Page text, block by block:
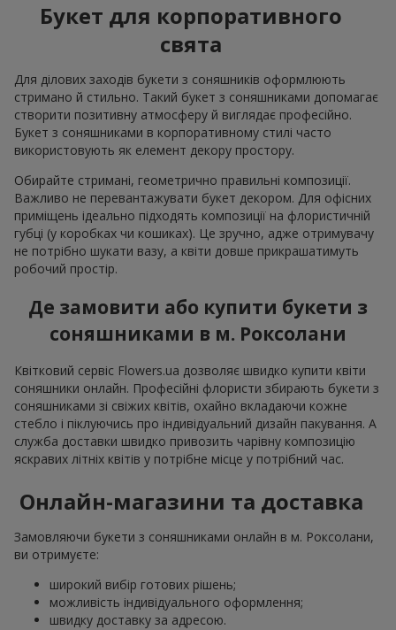
Букет для корпоративного
свята
Для ділових заходів букети з соняшників оформлюють
стримано й стильно. Такий букет з соняшниками допомагає
створити позитивну атмосферу й виглядає професійно.
Букет з соняшниками в корпоративному стилі часто
використовують як елемент декору простору.
Обирайте стримані, геометрично правильні композиції.
Важливо не перевантажувати букет декором. Для офісних
приміщень ідеально підходять композиції на флористичній
губці (у коробках чи кошиках). Це зручно, адже отримувачу
не потрібно шукати вазу, а квіти довше прикрашатимуть
робочий простір.
Де замовити або купити букети з
соняшниками в м. Роксолани
Квітковий сервіс Flowers.ua дозволяє швидко купити квіти
соняшники онлайн. Професійні флористи збирають букети з
соняшниками зі свіжих квітів, охайно вкладаючи кожне
стебло і піклуючись про індивідуальний дизайн пакування. А
служба доставки швидко привозить чарівну композицію
яскравих літніх квітів у потрібне місце у потрібний час.
Онлайн-магазини та доставка
Замовляючи букети з соняшниками онлайн в м. Роксолани,
ви отримуєте:
широкий вибір готових рішень;
можливість індивідуального оформлення;
швидку доставку за адресою.